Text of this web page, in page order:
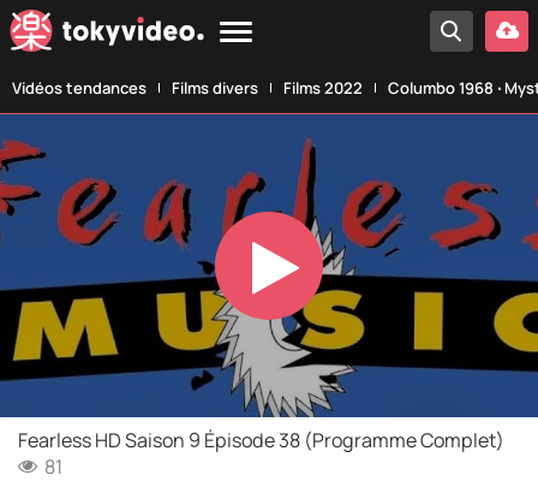
Vidéos tendances Films divers Films 2022 Columbo 1968 ‧
Play
Video
Fearless HD Saison 9 Épisode 38 (Programme Complet)
81